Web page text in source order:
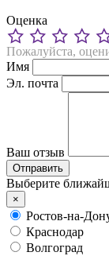
Оценка
Пожалуйста,
Имя
Эл. почта
Ваш отзыв
Выберите
×
Ростов-на-
Краснодар
Волгоград